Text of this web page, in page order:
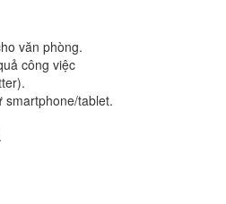
văn phòng.
công việc
tablet.